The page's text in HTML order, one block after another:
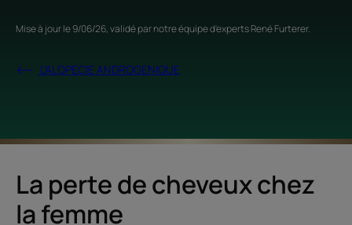
Mise à jour le9/06/26, validé parnotre équipe d'experts René Furterer.
L’ALOPECIE ANDROGENIQUE
La perte de cheveux chez
la femme